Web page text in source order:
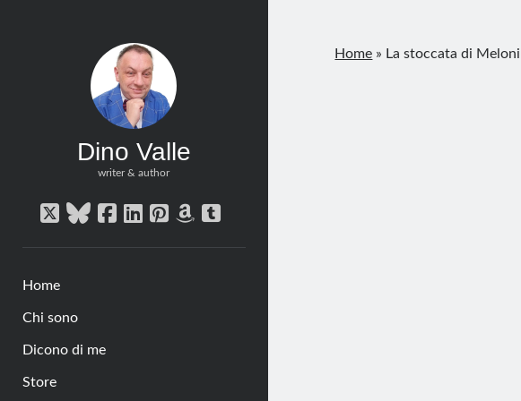
Dino Valle
writer & author
twitterbluesky
facebook
linkedin
pinterest
amazon
tumblr
Home
Chi sono
Dicono di me
Store
Home » La stoccata di